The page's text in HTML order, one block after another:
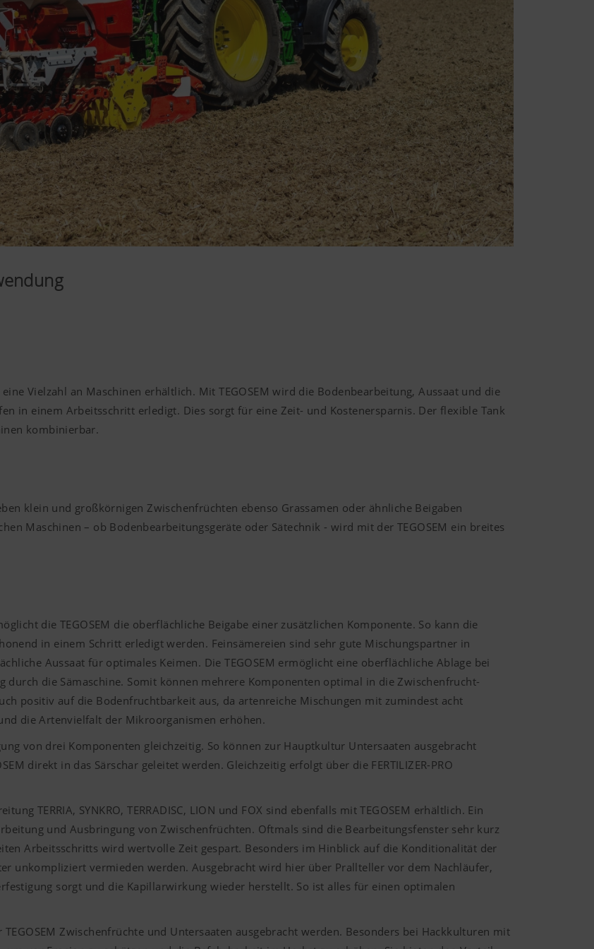
eine Vielzahl an Maschinen erhältlich. Mit TEGOSEM wird die Bodenbearbeitung, Aussaat und die
in einem Arbeitsschritt erledigt. Dies sorgt für eine Zeit- und Kostenersparnis. Der flexible Tank
kombinierbar.
klein und großkörnigen Zwischenfrüchten ebenso Grassamen oder ähnliche Beigaben
Maschinen – ob Bodenbearbeitungsgeräte oder Sätechnik - wird mit der TEGOSEM ein breites
die TEGOSEM die oberflächliche Beigabe einer zusätzlichen Komponente. So kann die
in einem Schritt erledigt werden. Feinsämereien sind sehr gute Mischungspartner in
Aussaat für optimales Keimen. Die TEGOSEM ermöglicht eine oberflächliche Ablage bei
durch die Sämaschine. Somit können mehrere Komponenten optimal in die Zwischenfrucht-
positiv auf die Bodenfruchtbarkeit aus, da artenreiche Mischungen mit zumindest acht
die Artenvielfalt der Mikroorganismen erhöhen.
von drei Komponenten gleichzeitig. So können zur Hauptkultur Untersaaten ausgebracht
direkt in das Särschar geleitet werden. Gleichzeitig erfolgt über die FERTILIZER-PRO
TERRIA, SYNKRO, TERRADISC, LION und FOX sind ebenfalls mit TEGOSEM erhältlich. Ein
und Ausbringung von Zwischenfrüchten. Oftmals sind die Bearbeitungsfenster sehr kurz
Arbeitsschritts wird wertvolle Zeit gespart. Besonders im Hinblick auf die Konditionalität der
unkompliziert vermieden werden. Ausgebracht wird hier über Prallteller vor dem Nachläufer,
sorgt und die Kapillarwirkung wieder herstellt. So ist alles für einen optimalen
Zwischenfrüchte und Untersaaten ausgebracht werden. Besonders bei Hackkulturen mit